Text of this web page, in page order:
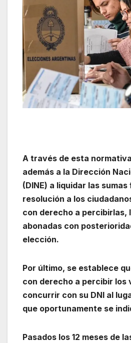
A través de esta
además a la Dirección
(DINE) a liquidar las
resolución a los
con derecho a percibirlas,
abonadas con
elección.
Por último, se establece
con derecho a percibir los
concurrir con su DNI al
que oportunamente se
Pasados los 12 meses de